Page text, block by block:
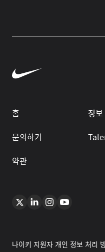
홈
정보
문의하기
약관
나이키 지원자 개인 정보 처리